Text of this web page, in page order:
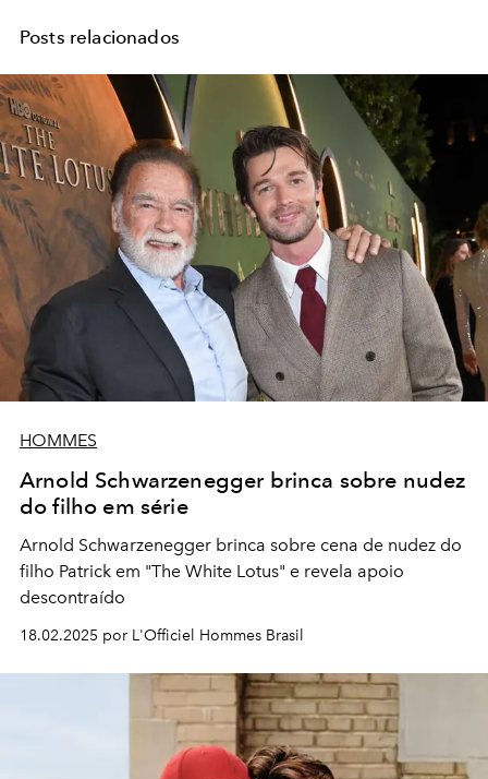
Posts relacionados
HOMMES
Arnold Schwarzenegger brinca sobre nudez
do filho em série
Arnold Schwarzenegger brinca sobre cena de nudez do
filho Patrick em "The White Lotus" e revela apoio
descontraído
18.02.2025 por L'Officiel Hommes Brasil